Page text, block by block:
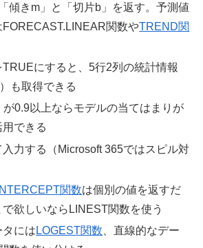
傾きm」と「切片b」を返す。予測値
関数やTREND関
にすると、5行2列の統計情報
も取得できる
が0.9以上ならモデルの当てはまりが
できる
力する（Microsoft 365ではスピル対
INTERCEPT関数は個別の値を返すだ
欲しいならLINEST関数を使う
タには LOGEST関数 、直線的なデー